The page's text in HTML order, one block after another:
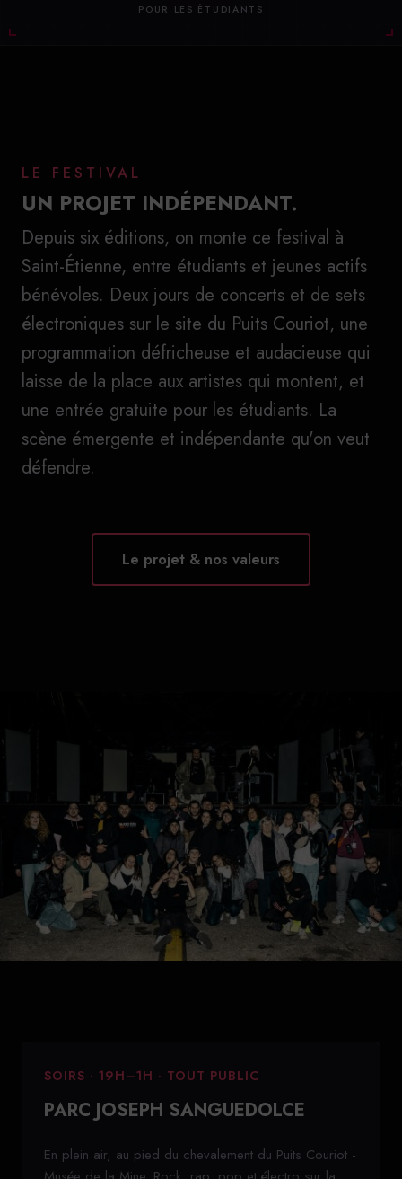
POUR LES ÉTUDIANTS
LE FESTIVAL
UN PROJET INDÉPENDANT.
Depuis six éditions, on monte ce festival à
Saint-Étienne, entre étudiants et jeunes actifs
bénévoles. Deux jours de concerts et de sets
électroniques sur le site du Puits Couriot, une
programmation défricheuse et audacieuse qui
laisse de la place aux artistes qui montent, et
une entrée gratuite pour les étudiants. La
scène émergente et indépendante qu'on veut
défendre.
Le projet & nos valeurs
SOIRS · 19H–1H · TOUT PUBLIC
PARC JOSEPH SANGUEDOLCE
En plein air, au pied du chevalement du Puits Couriot -